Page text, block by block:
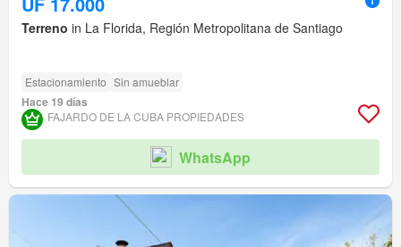
Terreno in La Florida, Región Metropolitana de Santiago
Estacionamiento Sin amueblar
Hace 19 días
FAJARDO DE LA CUBA PROPIEDADES
WhatsApp